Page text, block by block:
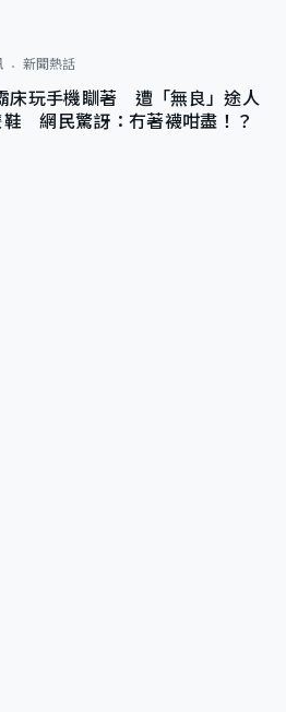
新聞熱話
床玩手機瞓著 遭「無良」途人
鞋 網民驚訝：冇著襪咁盡！？